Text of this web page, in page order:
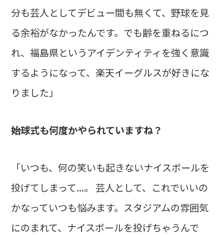
分も芸人としてデビュー間も無くて、野球を見
る余裕がなかったんです。でも齢を重ねるにつ
れ、福島県というアイデンティティを強く意識
するようになって、楽天イーグルスが好きにな
りました」
――始球式も何度かやられていますね？
「いつも、何の笑いも起きないナイスボールを
投げてしまって...。 芸人として、これでいいの
かなっていつも悩みます。スタジアムの雰囲気
にのまれて、ナイスボールを投げちゃうんで